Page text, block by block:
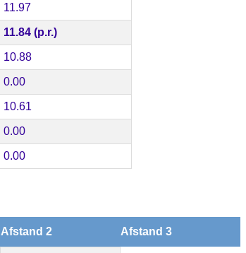
11.97
11.84 (p.r.)
10.88
0.00
10.61
0.00
0.00
Afstand 2 Afstand 3